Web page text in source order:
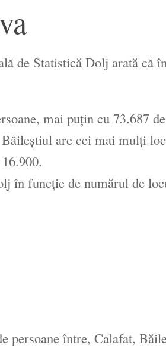
de Statistică Dolj arată că
mai puţin cu 73.687
are cei mai mulţi
în funcție de numărul de
persoane între, Calafat,